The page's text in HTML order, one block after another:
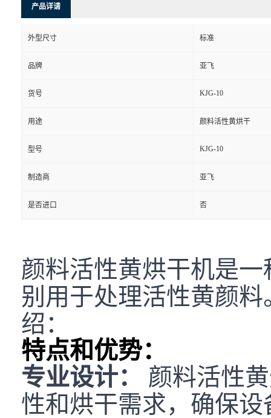
产品详请
外型尺寸 标准
品牌 亚飞
货号 KJG-10
用途 颜料活性黄烘干
型号 KJG-10
制造商 亚飞
是否进口 否
颜料活性黄烘干机是
别用于处理活性黄颜
绍：
特点和优势：
专业设计：
颜料活性
性和烘干需求，确保